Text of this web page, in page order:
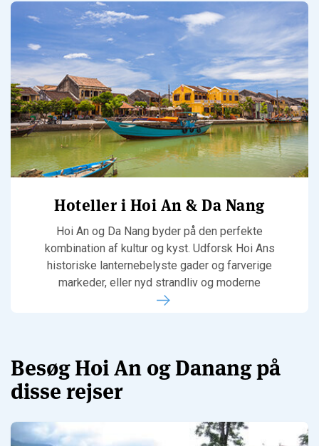
Hoteller i Hoi An & Da Nang
Hoi An og Da Nang byder på den perfekte
kombination af kultur og kyst. Udforsk Hoi Ans
historiske lanternebelyste gader og farverige
markeder, eller nyd strandliv og moderne
storbystemning i Da Nang – alt sammen kun få
Besøg Hoi An og Danang på
disse rejser